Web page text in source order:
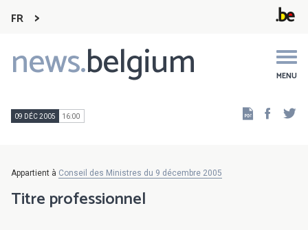
FR
news.belgium MENU
Main
navigation
09 DÉC 2005 16:00
Appartient à Conseil des Ministres du 9 décembre 2005
Titre professionnel